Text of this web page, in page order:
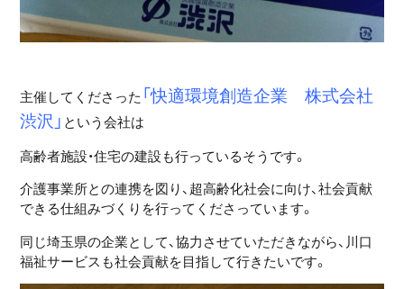
主催してくださった 「快適環境創造企業 株式会社
渋沢」 という会社は
高齢者施設・住宅の建設も行っているそうです。
介護事業所との連携を図り、超高齢化社会に向け、社会貢献
できる仕組みづくりを行ってくださっています。
同じ埼玉県の企業として、協力させていただきながら、川口
福祉サービスも社会貢献を目指して行きたいです。